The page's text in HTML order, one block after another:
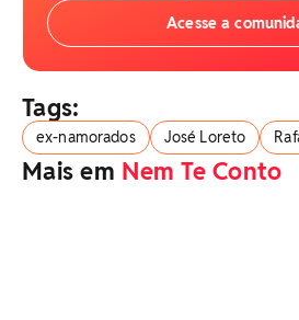
Acesse a
Tags:
ex-namorados José Loreto
Mais em Nem Te Conto